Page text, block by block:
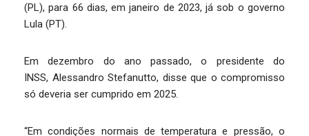
(PL), para 66 dias, em janeiro de 2023, já sob o governo
Lula (PT).
Em dezembro do ano passado, o presidente do
INSS, Alessandro Stefanutto, disse que o compromisso
só deveria ser cumprido em 2025.
“Em condições normais de temperatura e pressão, o